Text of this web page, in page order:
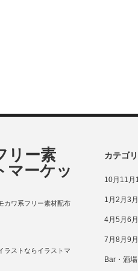
カテゴ
10月11月
1月2月3
4月5月6
7月8月9
Bar・酒場
リー素
ーケッ
カワ系フリー素材配布
ラストならイラストマ